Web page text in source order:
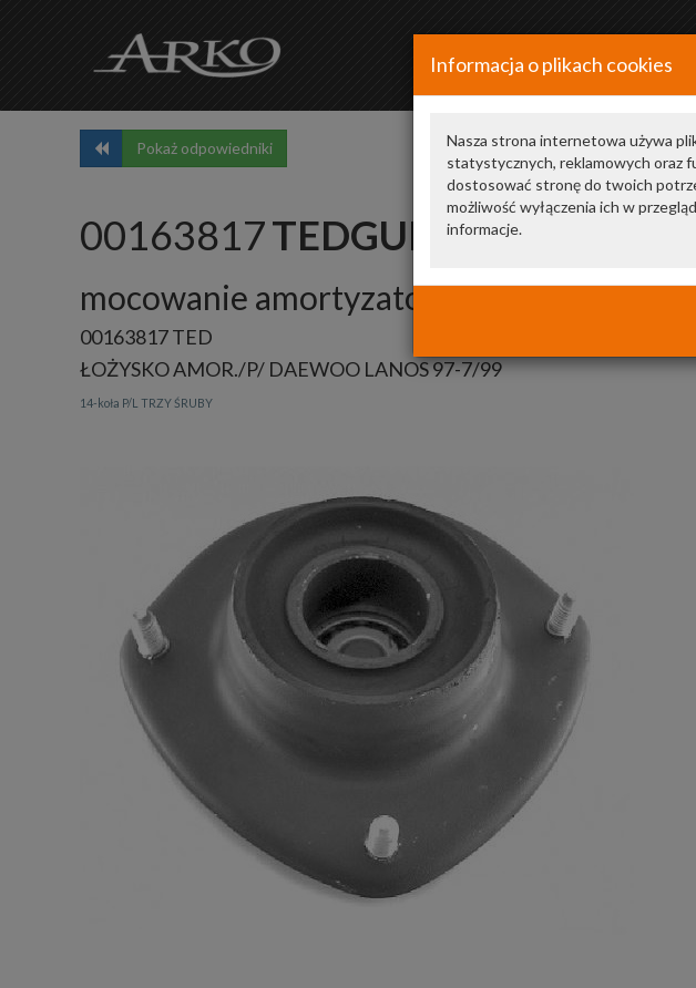
Informacja o plikach cookies
Nasza strona internetowa używa
statystycznych, reklamowych oraz
dostosować stronę do twoich
możliwość wyłączenia ich w
informacje.
Pokaż odpowiedniki
00163817TEDGUM
mocowanie amortyzatora
00163817 TED
ŁOŻYSKO AMOR./P/ DAEWOO LANOS 97-7/99
14-koła P/L TRZY ŚRUBY